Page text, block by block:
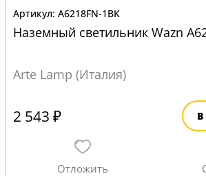
A6218FN-1BK
Наземный светильник Wazn
Arte Lamp (Италия)
2 543 ₽